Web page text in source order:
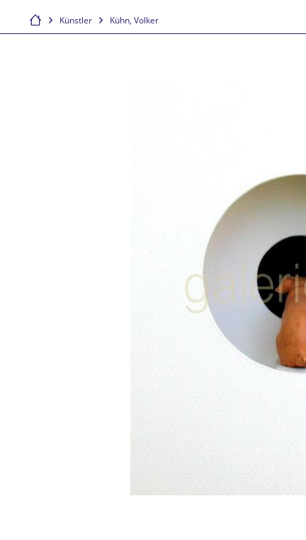
Künstler Kühn, Volker